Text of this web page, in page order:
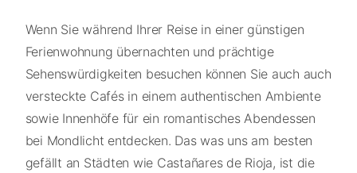
Wenn Sie während Ihrer Reise in einer günstigen
Ferienwohnung übernachten und prächtige
Sehenswürdigkeiten besuchen können Sie auch auch
versteckte Cafés in einem authentischen Ambiente
sowie Innenhöfe für ein romantisches Abendessen
bei Mondlicht entdecken. Das was uns am besten
gefällt an Städten wie Castañares de Rioja, ist die